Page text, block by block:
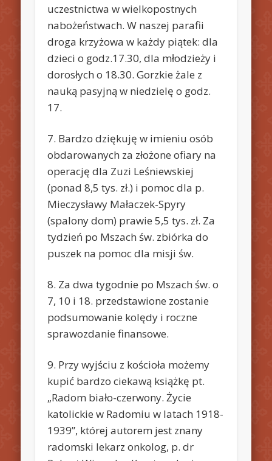
uczestnictwa w wielkopostnych
nabożeństwach. W naszej parafii
droga krzyżowa w każdy piątek: dla
dzieci o godz.17.30, dla młodzieży i
dorosłych o 18.30. Gorzkie żale z
nauką pasyjną w niedzielę o godz.
17.
7. Bardzo dziękuję w imieniu osób
obdarowanych za złożone ofiary na
operację dla Zuzi Leśniewskiej
(ponad 8,5 tys. zł.) i pomoc dla p.
Mieczysławy Małaczek-Spyry
(spalony dom) prawie 5,5 tys. zł. Za
tydzień po Mszach św. zbiórka do
puszek na pomoc dla misji św.
8. Za dwa tygodnie po Mszach św. o
7, 10 i 18. przedstawione zostanie
podsumowanie kolędy i roczne
sprawozdanie finansowe.
9. Przy wyjściu z kościoła możemy
kupić bardzo ciekawą książkę pt.
„Radom biało-czerwony. Życie
katolickie w Radomiu w latach 1918-
1939”, której autorem jest znany
radomski lekarz onkolog, p. dr